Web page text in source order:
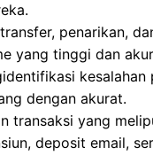
penarikan,
yang tinggi dan
dengan akurat.
transaksi yang
deposit email,